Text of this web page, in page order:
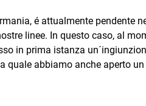
é attualmente pendente
linee. In questo caso, al
in prima istanza
quale abbiamo anche aperto